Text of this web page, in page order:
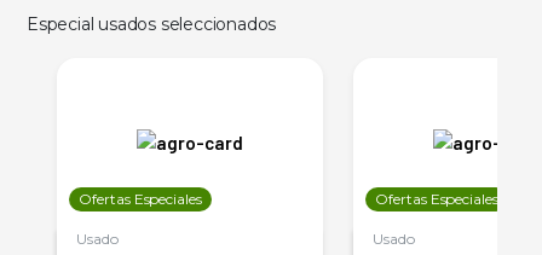
Especial usados seleccionados
Ofertas Especiales
Usado
Ofertas Especiales
Usado